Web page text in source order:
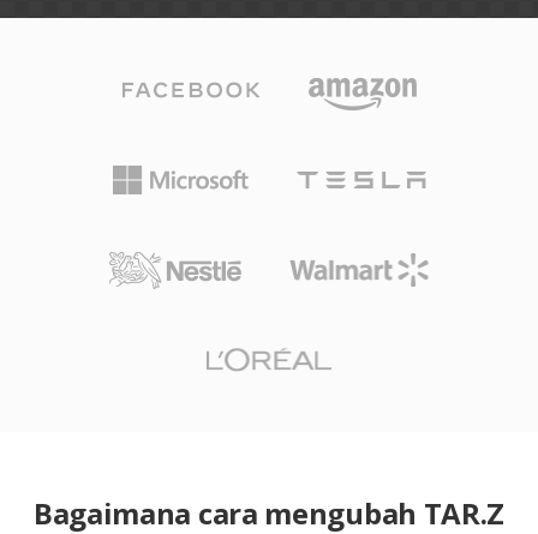
Bagaimana cara mengubah TAR.Z